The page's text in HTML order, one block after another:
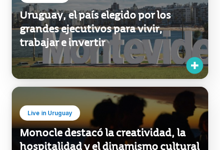
Uruguay, el país elegido por los
grandes ejecutivos para vivir,
trabajar e invertir
Live in Uruguay
Monocle destacó la creatividad, la
hospitalidad y el dinamismo cultural